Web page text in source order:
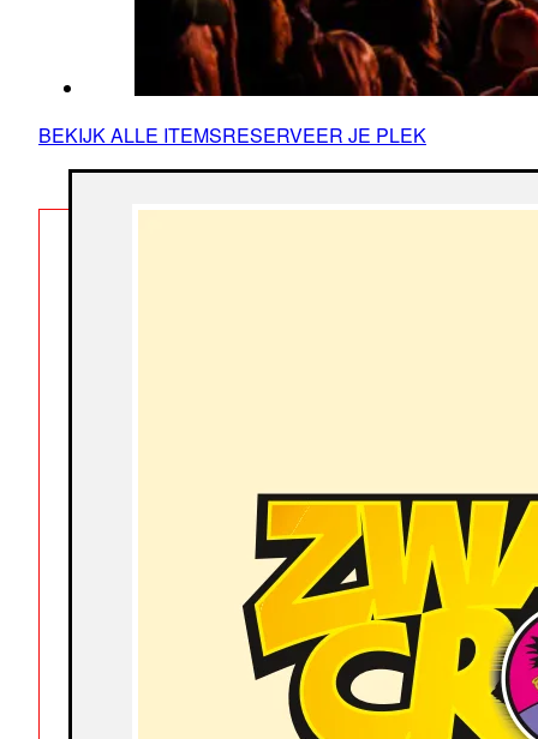
BEKIJK ALLE ITEMSRESERVEER JE PLEK